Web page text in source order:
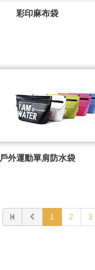
彩印麻布袋
戶外運動單肩防水袋
1 2 3